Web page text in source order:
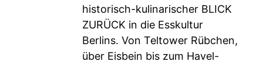
historisch-kulinarischer BLICK
ZURÜCK in die Esskultur
Berlins. Von Teltower Rübchen,
über Eisbein bis zum Havel-